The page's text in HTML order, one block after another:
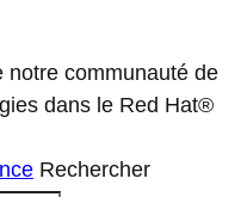
notre communauté de
dans le Red Hat®
Rechercher